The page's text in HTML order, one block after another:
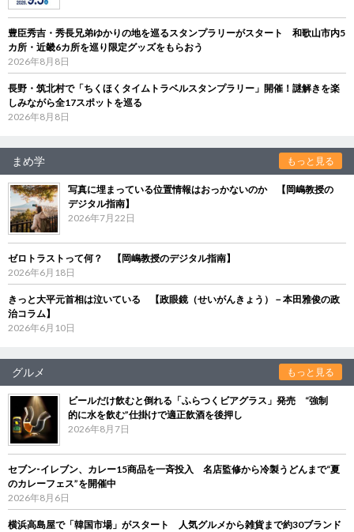
豊臣秀吉・秀長兄弟ゆかりの地を巡るスタンプラリーがスタート 和歌山市内5
カ所・近畿6カ所を巡り限定グッズをもらおう
2026年8月8日
長野・筑北村で「ちくほくタイムトラベルスタンプラリー」開催！謎解きを楽
しみながら全17スポットを巡る
2026年8月8日
まめ学 もっと見る
写真に埋まっている位置情報はおっかないのか 【岡嶋教授の
デジタル指南】
2026年7月22日
ゼロトラストって何？ 【岡嶋教授のデジタル指南】
2026年6月18日
きっと大平元首相は泣いている 【政眼鏡（せいがんきょう）－本田雅俊の政
治コラム】
2026年6月10日
グルメ もっと見る
ビールだけ飲むと倒れる「ふらつくビアグラス」発売 “強制
的に水を飲む”仕掛けで適正飲酒を後押し
2026年8月7日
セブン‐イレブン、カレー15商品を一斉投入 名店監修から冷製うどんまで“夏
のカレーフェス”を開催中
2026年8月6日
横浜高島屋で「韓国市場」がスタート 人気グルメから雑貨まで約30ブランド